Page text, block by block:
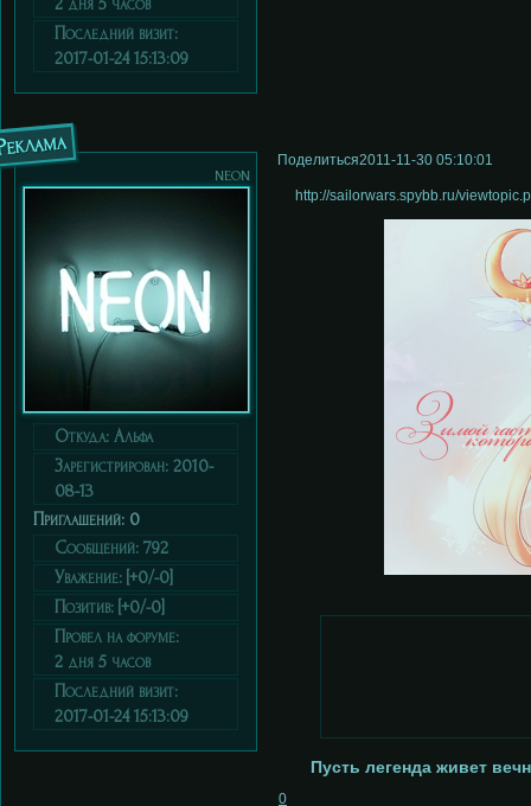
Последний визит:
2017-01-24 15:13:09
Поделиться2011-11-30 05:10:01
neon
Откуда: Альфа
Зарегистрирован: 2010-
08-13
Приглашений: 0
Сообщений: 792
Уважение: [+0/-0]
Позитив: [+0/-0]
Провел на форуме:
2 дня 5 часов
Последний визит:
2017-01-24 15:13:09
http://sailorwars.spybb.ru/
Пусть легенда живет
0